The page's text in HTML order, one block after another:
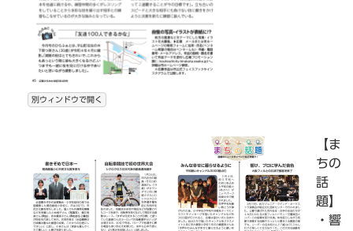
別ウィンドウで開く
【ま
ちの
話
題】
・響